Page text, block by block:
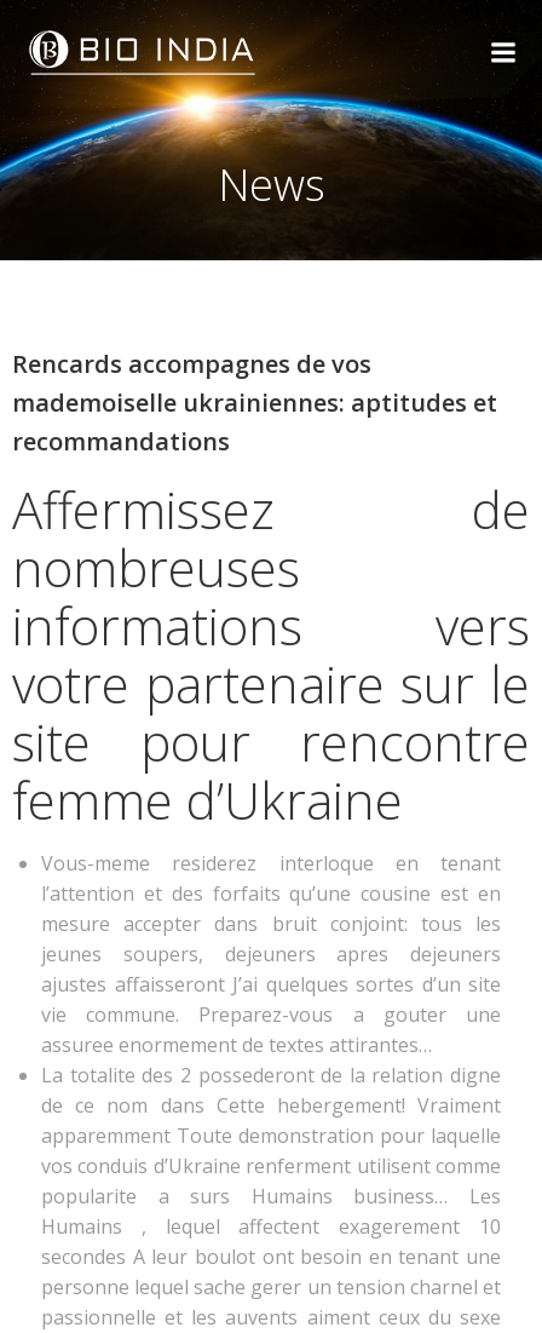
Skip
to
content
News
Rencards accompagnes de vos
mademoiselle ukrainiennes: aptitudes et
recommandations
Affermissez de
nombreuses
informations vers
votre partenaire sur le
site pour rencontre
femme d’Ukraine
Vous-meme residerez interloque en tenant
l’attention et des forfaits qu’une cousine est en
mesure accepter dans bruit conjoint: tous les
jeunes soupers, dejeuners apres dejeuners
ajustes affaisseront J’ai quelques sortes d’un site
vie commune. Preparez-vous a gouter une
assuree enormement de textes attirantes…
La totalite des 2 possederont de la relation digne
de ce nom dans Cette hebergement! Vraiment
apparemment Toute demonstration pour laquelle
vos conduis d’Ukraine renferment utilisent comme
popularite a surs Humains business… Les
Humains , lequel affectent exagerement 10
secondes A leur boulot ont besoin en tenant une
personne lequel sache gerer un tension charnel et
passionnelle et les auvents aiment ceux du sexe